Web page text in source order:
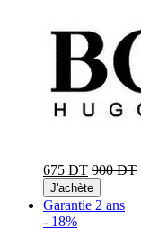
675 DT 900 DT
J'achète
Garantie 2 ans
- 18%